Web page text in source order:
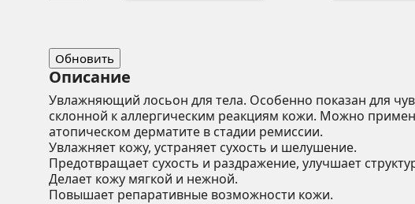
Описание
Увлажняющий лосьон для тела. Особенно показан для
склонной к аллергическим реакциям кожи. Можно
атопическом дерматите в стадии ремиссии.
Увлажняет кожу, устраняет сухость и шелушение.
Предотвращает сухость и раздражение, улучшает
Делает кожу мягкой и нежной.
Повышает репаративные возможности кожи.